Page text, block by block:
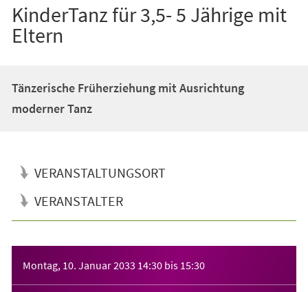
KinderTanz für 3,5- 5 Jährige mit
Eltern
Tänzerische Früherziehung mit Ausrichtung
moderner Tanz
VERANSTALTUNGSORT
VERANSTALTER
Montag, 10. Januar 2033 14:30 bis 15:30